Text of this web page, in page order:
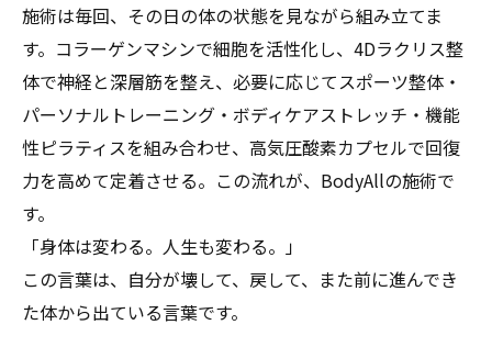
施術は毎回、その日の体の状態を見ながら組み立てま
す。コラーゲンマシンで細胞を活性化し、4Dラクリス整
体で神経と深層筋を整え、必要に応じてスポーツ整体・
パーソナルトレーニング・ボディケアストレッチ・機能
性ピラティスを組み合わせ、高気圧酸素カプセルで回復
力を高めて定着させる。この流れが、BodyAllの施術で
す。
「身体は変わる。人生も変わる。」
この言葉は、自分が壊して、戻して、また前に進んでき
た体から出ている言葉です。